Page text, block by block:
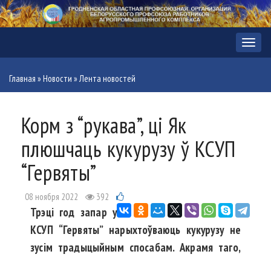
Меню
Главная »Новости »Лента новостей
Корм з “рукава”, ці Як
плюшчаць кукурузу ў КСУП
“Гервяты”
08 ноября 2022 392
Трэці год запар у
КСУП “Гервяты” нарыхтоўваюць кукурузу не
зусім традыцыйным спосабам. Акрамя таго,